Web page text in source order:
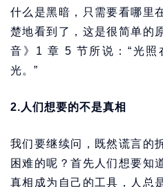
什么是黑暗，只需要看哪里
楚地看到了，这是很简单的
音》1 章 5 节所说：“光照
光。”
2.人们想要的不是真相
我们要继续问，既然谎言的
困难的呢？首先人们想要知
真相成为自己的工具，人总